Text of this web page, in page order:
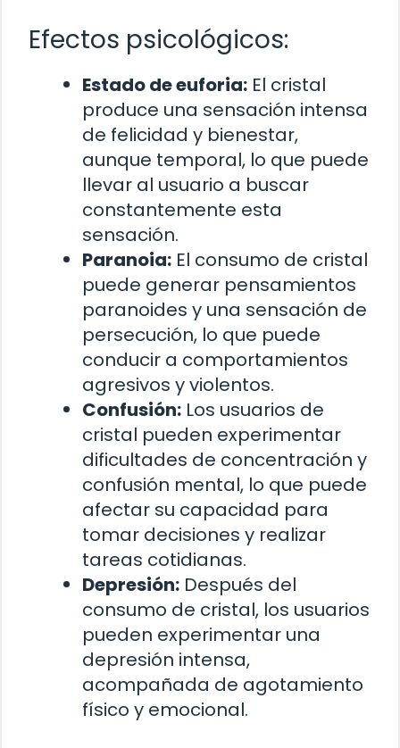
Efectos psicológicos:
Estado de euforia: El cristal
produce una sensación intensa
de felicidad y bienestar,
aunque temporal, lo que puede
llevar al usuario a buscar
constantemente esta
sensación.
Paranoia: El consumo de cristal
puede generar pensamientos
paranoides y una sensación de
persecución, lo que puede
conducir a comportamientos
agresivos y violentos.
Confusión: Los usuarios de
cristal pueden experimentar
dificultades de concentración y
confusión mental, lo que puede
afectar su capacidad para
tomar decisiones y realizar
tareas cotidianas.
Depresión: Después del
consumo de cristal, los usuarios
pueden experimentar una
depresión intensa,
acompañada de agotamiento
físico y emocional.